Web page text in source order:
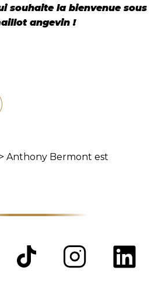
souhaite la bienvenue sous
angevin !
> Anthony Bermont est